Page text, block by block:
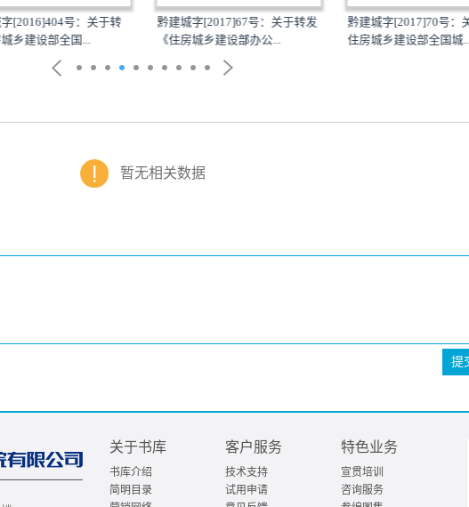
[2016]404号：关于转
乡建设部全国...
黔建城字[2017]67号：关于转发
《住房城乡建设部办公...
黔建城字[2017]70号：
住房城乡建设部全国城
暂无相关数据
提
关于书库
书库介绍
简明目录
客户服务
技术支持
试用申请
特色业务
宣贯培训
咨询服务